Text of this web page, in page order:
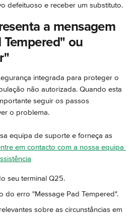
defeituoso e receber um substituto.
a mensagem
Tempered" ou
integrada para proteger o
não autorizada. Quando esta
seguir os passos
o problema.
equipa de suporte e forneça as
em contacto com a nossa equipa
seu terminal Q25.
do erro "Message Pad Tempered".
sobre as circunstâncias em